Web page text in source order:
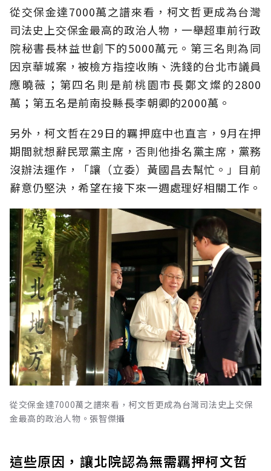
從交保金達7000萬之譜來看，柯文哲更成為台灣
司法史上交保金最高的政治人物，一舉超車前行政
院秘書長林益世創下的5000萬元。第三名則為同
因京華城案，被檢方指控收賄、洗錢的台北市議員
應曉薇；第四名則是前桃園市長鄭文燦的2800
萬；第五名是前南投縣長李朝卿的2000萬。
另外，柯文哲在29日的羈押庭中也直言，9月在押
期間就想辭民眾黨主席，否則他掛名黨主席，黨務
沒辦法運作，「讓（立委）黃國昌去幫忙。」目前
辭意仍堅決，希望在接下來一週處理好相關工作。
從交保金達7000萬之譜來看，柯文哲更成為台灣司法史上交保
金最高的政治人物。張智傑攝
這些原因，讓北院認為無需羈押柯文哲